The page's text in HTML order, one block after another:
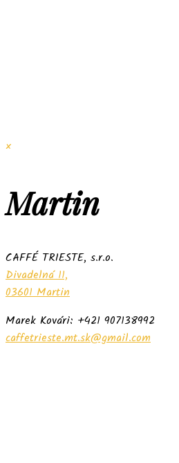
×
Martin
CAFFÉ TRIESTE, s.r.o.
Divadelná 11,
03601 Martin
Marek Kovári: +421 907138992
caffetrieste.mt.sk@gmail.com